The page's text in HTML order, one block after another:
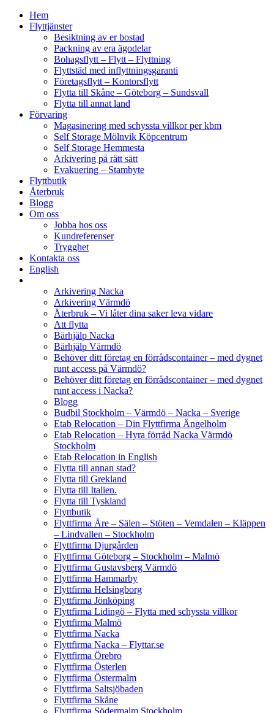
Hem
Flyttjänster
Besiktning av er bostad
Packning av era ägodelar
Bohagsflytt – Flytt – Flyttning
Flyttstäd med inflyttningsgaranti
Företagsflytt – Kontorsflytt
Flytta till Skåne – Göteborg – Sundsvall
Flytta till annat land
Förvaring
Magasinering med schyssta villkor per kbm
Self Storage Mölnvik Köpcentrum
Self Storage Hemmesta
Arkivering på rätt sätt
Evakuering – Stambyte
Flyttbutik
Återbruk
Blogg
Om oss
Jobba hos oss
Kundreferenser
Trygghet
Kontakta oss
English
Arkivering Nacka
Arkivering Värmdö
Återbruk – Vi låter dina saker leva vidare
Att flytta
Bärhjälp Nacka
Bärhjälp Värmdö
Behöver ditt företag en förrådscontainer – med dygnet
runt access på Värmdö?
Behöver ditt företag en förrådscontainer – med dygnet
runt access i Nacka?
Blogg
Budbil Stockholm – Värmdö – Nacka – Sverige
Etab Relocation – Din Flyttfirma Ängelholm
Etab Relocation – Hyra förråd Nacka Värmdö
Stockholm
Etab Relocation in English
Flytta till annan stad?
Flytta till Grekland
Flytta till Italien.
Flytta till Tyskland
Flyttbutik
Flyttfirma Åre – Sälen – Stöten – Vemdalen – Kläppen
– Lindvallen – Stockholm
Flyttfirma Djurgården
Flyttfirma Göteborg – Stockholm – Malmö
Flyttfirma Gustavsberg Värmdö
Flyttfirma Hammarby
Flyttfirma Helsingborg
Flyttfirma Jönköping
Flyttfirma Lidingö – Flytta med schyssta villkor
Flyttfirma Malmö
Flyttfirma Nacka
Flyttfirma Nacka – Flyttar.se
Flyttfirma Örebro
Flyttfirma Österlen
Flyttfirma Östermalm
Flyttfirma Saltsjöbaden
Flyttfirma Skåne
Flyttfirma Södermalm Stockholm